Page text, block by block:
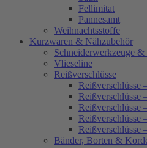
Fellimitat
Pannesamt
Weihnachtsstoffe
Kurzwaren & Nähzubehör
Schneiderwerkzeuge
Vlieseline
Reißverschlüsse
Reißverschlüsse
Reißverschlüsse
Reißverschlüsse
Reißverschlüsse
Reißverschlüsse
Bänder, Borten &